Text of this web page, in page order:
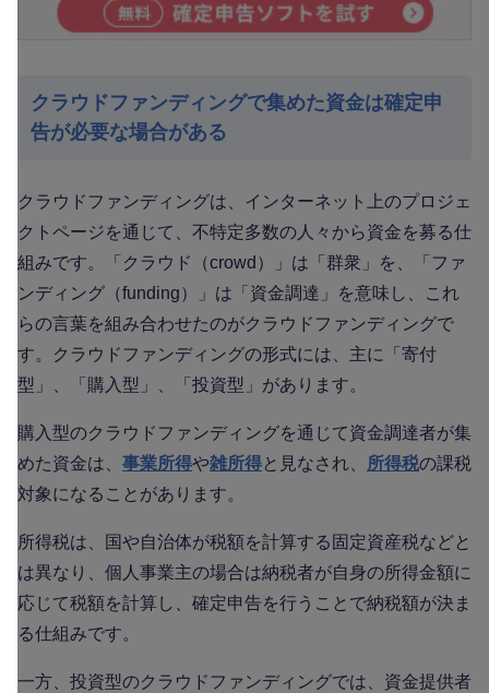
クラウドファンディングで集めた資金は確定申
告が必要な場合がある
クラウドファンディングは、インターネット上のプロジェ
クトページを通じて、不特定多数の人々から資金を募る仕
組みです。「クラウド（crowd）」は「群衆」を、「ファ
ンディング（funding）」は「資金調達」を意味し、これ
らの言葉を組み合わせたのがクラウドファンディングで
す。クラウドファンディングの形式には、主に「寄付
型」、「購入型」、「投資型」があります。
購入型のクラウドファンディングを通じて資金調達者が集
めた資金は、 事業所得や雑所得と見なされ、 所得税の課税
対象になることがあります。
所得税は、国や自治体が税額を計算する固定資産税などと
は異なり、個人事業主の場合は納税者が自身の所得金額に
応じて税額を計算し、確定申告を行うことで納税額が決ま
る仕組みです。
一方、投資型のクラウドファンディングでは、資金提供者